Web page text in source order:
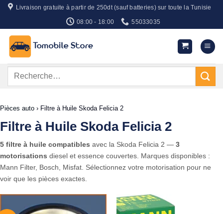
Passer
contenu
Livraison gratuite à partir de 250dt (sauf batteries) sur toute la Tunisie
08:00 - 18:00 55033035
Recherche
Pièces auto › Filtre à Huile Skoda Felicia 2
Filtre à Huile Skoda Felicia 2
5 filtre à huile compatibles avec la Skoda Felicia 2 — 3
motorisations diesel et essence couvertes. Marques disponibles :
Mann Filter, Bosch, Misfat. Sélectionnez votre motorisation pour ne
voir que les pièces exactes.